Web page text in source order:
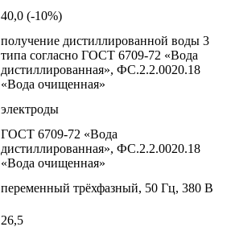
40,0 (-10%)
получение дистиллированной воды 3
типа согласно ГОСТ 6709-72 «Вода
дистиллированная», ФС.2.2.0020.18
«Вода очищенная»
электроды
ГОСТ 6709-72 «Вода
дистиллированная», ФС.2.2.0020.18
«Вода очищенная»
переменный трёхфазный, 50 Гц, 380 В
26,5